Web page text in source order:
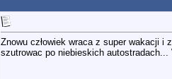
Znowu człowiek wraca z super wakacji i
szutrowac po niebieskich